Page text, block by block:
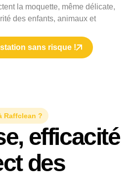
la moquette, même délicate,
des enfants, animaux et
sans risque !
Raffclean ?
efficacité
des